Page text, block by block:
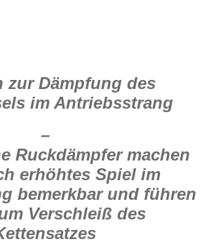
zur Dämpfung des
im Antriebsstrang
–
Ruckdämpfer machen
erhöhtes Spiel im
bemerkbar und führen
Verschleiß des